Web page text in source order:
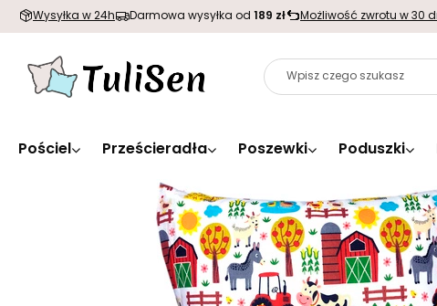
Wysyłka w 24h Darmowa wysyłka od 189 zł Możliwość zwrotu w 30
Pościel Prześcieradła Poszewki Poduszki